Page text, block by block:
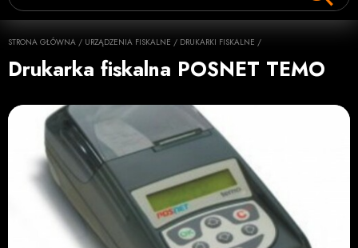
STRONA GŁÓWNA / URZĄDZENIA FISKALNE / DRUKARKI FISKALNE /
Drukarka fiskalna POSNET TEMO